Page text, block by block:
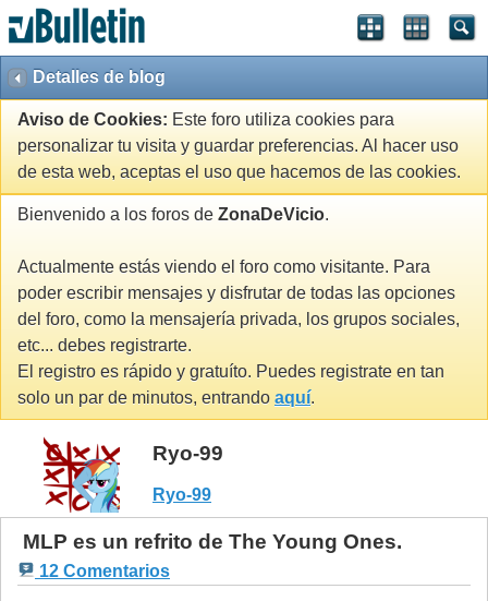
Detalles de blog
Aviso de Cookies: Este foro utiliza cookies para
personalizar tu visita y guardar preferencias. Al hacer uso
de esta web, aceptas el uso que hacemos de las cookies.
Bienvenido a los foros de ZonaDeVicio.
Actualmente estás viendo el foro como visitante. Para
poder escribir mensajes y disfrutar de todas las opciones
del foro, como la mensajería privada, los grupos sociales,
etc... debes registrarte.
El registro es rápido y gratuíto. Puedes registrate en tan
solo un par de minutos, entrando aquí.
Ryo-99
Ryo-99
MLP es un refrito de The Young Ones.
12 Comentarios